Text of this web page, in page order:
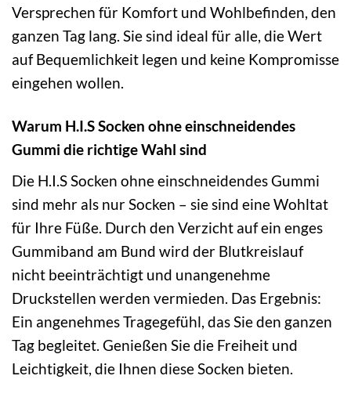
Versprechen für Komfort und Wohlbefinden, den
ganzen Tag lang. Sie sind ideal für alle, die Wert
auf Bequemlichkeit legen und keine Kompromisse
eingehen wollen.
Warum H.I.S Socken ohne einschneidendes
Gummi die richtige Wahl sind
Die H.I.S Socken ohne einschneidendes Gummi
sind mehr als nur Socken – sie sind eine Wohltat
für Ihre Füße. Durch den Verzicht auf ein enges
Gummiband am Bund wird der Blutkreislauf
nicht beeinträchtigt und unangenehme
Druckstellen werden vermieden. Das Ergebnis:
Ein angenehmes Tragegefühl, das Sie den ganzen
Tag begleitet. Genießen Sie die Freiheit und
Leichtigkeit, die Ihnen diese Socken bieten.